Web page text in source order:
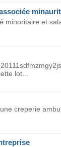
minoritaire et
lot...
creperie